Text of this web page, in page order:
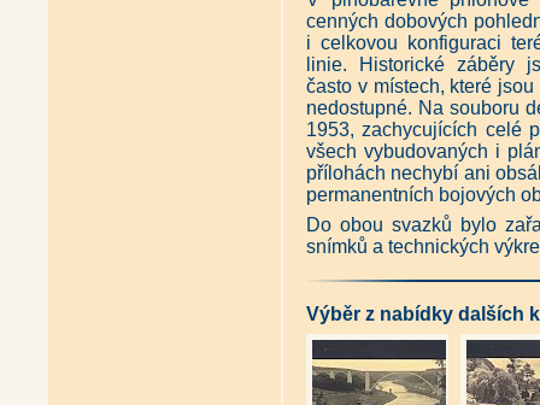
Tajemství šumavského
Zakázaná archeologie na
Keltové na Šumavě (Miloslav
Král Šumavy (David Jan Žák,
Návrat Krále Šumavy (David
Písecká spojka Krále Šumavy
Kámen - Svědectví hlavního
Falešné hranice - Akce
Kronika šumavských hvozdů
Rozvadov 1621 - Výzkum
Horní města Krušných hor -
Horní města Krušných hor -
Moravský kras v ponorné
Podzemní Praha (Václav
Podzemní Čechy (Václav
Antikvariát - Tajemství
cenných dobových
i celkovou konfiguraci
linie. Historické záběry
často v místech, které
nedostupné. Na souboru
1953, zachycujících celé
všech vybudovaných i
přílohách nechybí ani
permanentních bojových
Do obou svazků bylo
snímků a technických
Výběr z nabídky dalších